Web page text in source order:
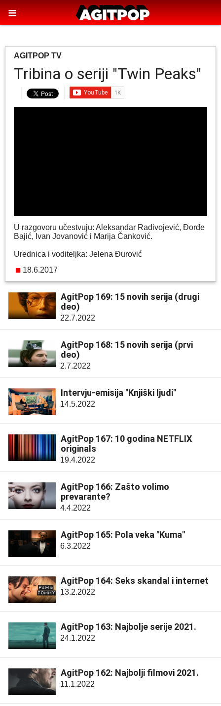
AGITPOP TV
Tribina o seriji "Twin Peaks"
U razgovoru učestvuju: Aleksandar Radivojević, Đorđe
Bajić, Ivan Jovanović i Marija Čanković.
Urednica i voditeljka: Jelena Đurović
18.6.2017
AgitPop 169: 15 novih serija (drugi
deo)
22.7.2022
AgitPop 168: 15 novih serija (prvi
deo)
2.7.2022
Intervju-emisija "Knjiški ljudi"
14.5.2022
AgitPop 167: 10 godina NETFLIX
originals
19.4.2022
AgitPop 166: Zašto volimo
prevarante?
4.4.2022
AgitPop 165: Pola veka "Kuma"
6.3.2022
AgitPop 164: Seks skandal i internet
13.2.2022
AgitPop 163: Najbolje serije 2021.
24.1.2022
AgitPop 162: Najbolji filmovi 2021.
11.1.2022